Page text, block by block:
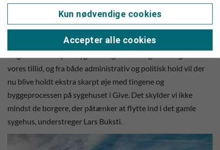
- Det var egentlig et ok møde. Bygherre tog budskabet til sig,
men det er virkelig også vigtigt, at der kommer styr på de her
vores tillid, og fra både administrativ og politisk hold vil der
nu blive holdt ekstra skarpt øje med tingene og
byggeprocessen på sygehuset i Give. Det skylder vi ikke
mindst de borgere, der påtænker at flytte ind i det gamle
sygehus, understreger Lars Buksti.
Kun nødvendige cookies
Accepter alle cookies